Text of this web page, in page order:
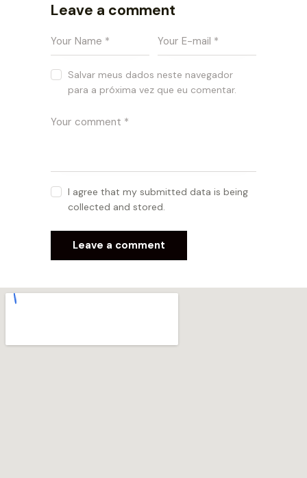
Leave a comment
Salvar meus dados neste navegador
para a próxima vez que eu comentar.
I agree that my submitted data is being
collected and stored.